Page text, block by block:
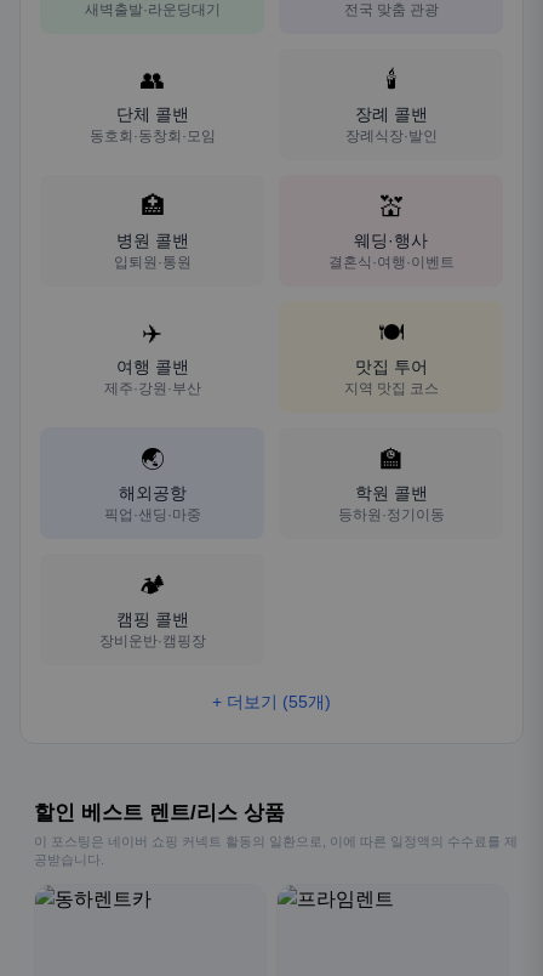
새벽출발·라운딩대기 전국 맞춤 관광
👥
단체 콜밴
동호회·동창회·모임
🕯️
장례 콜밴
장례식장·발인
🏥
병원 콜밴
입퇴원·통원
💒
웨딩·행사
결혼식·여행·이벤트
✈️
여행 콜밴
제주·강원·부산
🍽️
맛집 투어
지역 맛집 코스
🌏
해외공항
픽업·샌딩·마중
🏫
학원 콜밴
등하원·정기이동
🏕️
캠핑 콜밴
장비운반·캠핑장
+ 더보기 (55개)
할인 베스트 렌트/리스 상품
이 포스팅은 네이버 쇼핑 커넥트 활동의 일환으로, 이에 따른 일정액의 수수료를 제
공받습니다.